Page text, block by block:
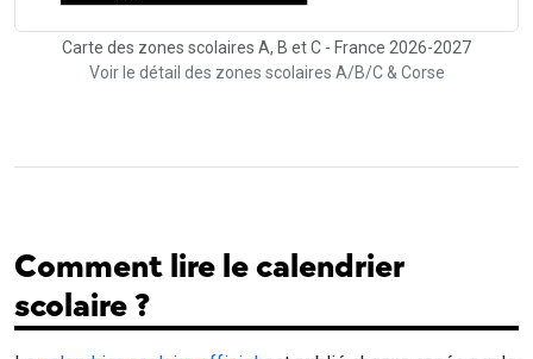
Carte des zones scolaires A, B et C - France 2026-2027
Voir le détail des zones scolaires A/B/C & Corse
Comment lire le calendrier
scolaire ?